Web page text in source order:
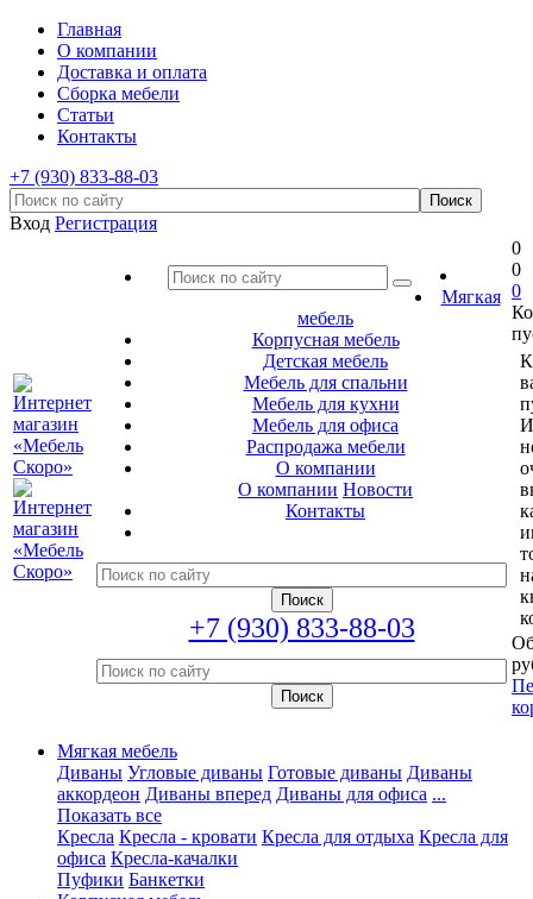
Главная
О компании
Доставка и оплата
Сборка мебели
Статьи
Контакты
+7 (930) 833-88-03
Вход Регистрация
Мягкая
мебель
Корпусная мебель
Детская мебель
Мебель для спальни
Мебель для кухни
Мебель для офиса
Распродажа мебели
О компании
О компании Новости
Контакты
+7 (930) 833-88-03
0
0
0
Мягкая мебель
Диваны Угловые диваны Готовые диваны Диваны
аккордеон Диваны вперед Диваны для офиса ...
Показать все
Кресла Кресла - кровати Кресла для отдыха Кресла для
офиса Кресла-качалки
Пуфики Банкетки